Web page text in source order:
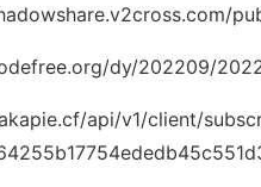
dy/202209/
api/v1/client/